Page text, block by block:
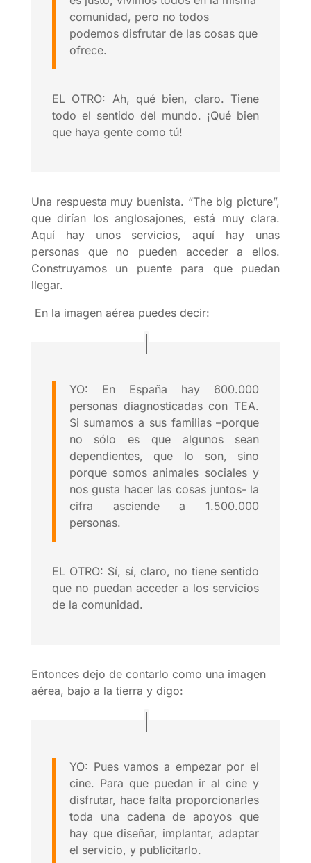
comunidad, pero no todos
podemos disfrutar de las cosas que
ofrece.
EL OTRO: Ah, qué bien, claro. Tiene
todo el sentido del mundo. ¡Qué bien
que haya gente como tú!
Una respuesta muy buenista. “The big picture”,
que dirían los anglosajones, está muy clara.
Aquí hay unos servicios, aquí hay unas
personas que no pueden acceder a ellos.
Construyamos un puente para que puedan
llegar.
En la imagen aérea puedes decir:
YO: En España hay 600.000
personas diagnosticadas con TEA.
Si sumamos a sus familias –porque
no sólo es que algunos sean
dependientes, que lo son, sino
porque somos animales sociales y
nos gusta hacer las cosas juntos- la
cifra asciende a 1.500.000
personas.
EL OTRO: Sí, sí, claro, no tiene sentido
que no puedan acceder a los servicios
de la comunidad.
Entonces dejo de contarlo como una imagen
aérea, bajo a la tierra y digo:
YO: Pues vamos a empezar por el
cine. Para que puedan ir al cine y
disfrutar, hace falta proporcionarles
toda una cadena de apoyos que
hay que diseñar, implantar, adaptar
el servicio, y publicitarlo.